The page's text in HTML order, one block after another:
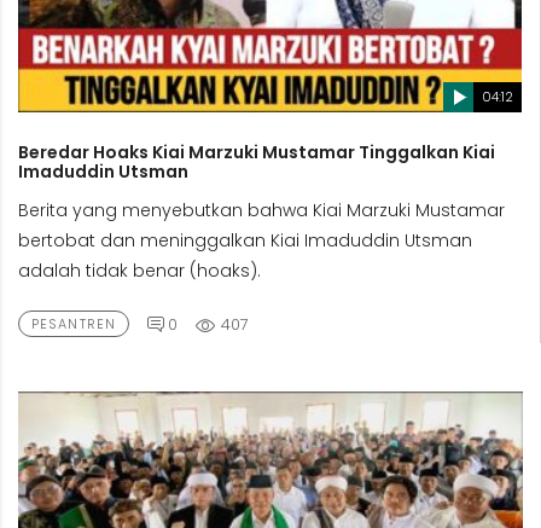
04:12
Beredar Hoaks Kiai Marzuki Mustamar Tinggalkan Kiai
Imaduddin Utsman
Berita yang menyebutkan bahwa Kiai Marzuki Mustamar
bertobat dan meninggalkan Kiai Imaduddin Utsman
adalah tidak benar (hoaks).
PESANTREN 0 407